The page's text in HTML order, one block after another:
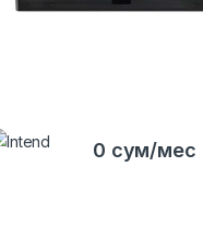
0 сум/мес